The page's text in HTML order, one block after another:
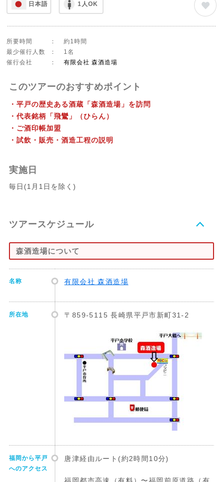
日本語 1人OK
所要時間 ：
約1時間
最少催行人数
：
1名
催行会社
： 有限会社 森酒造場
このツアーのおすすめポイント
・平戸の歴史ある酒蔵「森酒造場」を訪問
・代表銘柄「飛鸞」（ひらん）
・ご酒印帳加盟
・試飲・販売・酒造工程の説明
実施日
毎日(1月1日を除く)
ツアースケジュール
森酒造場について
名称 有限会社 森酒造場
所在地 〒859-5115 長崎県平戸市新町31-2
福岡から平戸
へのアクセス
唐津経由ルート(約2時間10分)